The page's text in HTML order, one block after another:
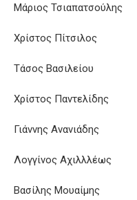
Μάριος
Χρίστος
Τάσος
Χρίστος
Γιάννης
Λογγίνος
Βασίλης